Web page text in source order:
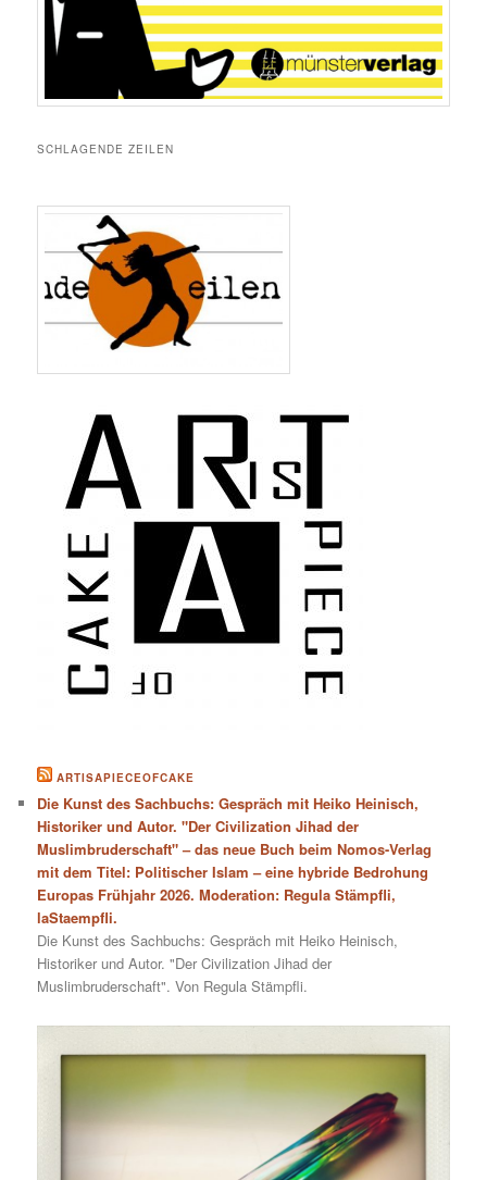
SCHLAGENDE ZEILEN
ARTISAPIECEOFCAKE
Die Kunst des Sachbuchs: Gespräch mit Heiko Heinisch,
Historiker und Autor. "Der Civilization Jihad der
Muslimbruderschaft" – das neue Buch beim Nomos-Verlag
mit dem Titel: Politischer Islam – eine hybride Bedrohung
Europas Frühjahr 2026. Moderation: Regula Stämpfli,
laStaempfli.
Die Kunst des Sachbuchs: Gespräch mit Heiko Heinisch,
Historiker und Autor. "Der Civilization Jihad der
Muslimbruderschaft". Von Regula Stämpfli.